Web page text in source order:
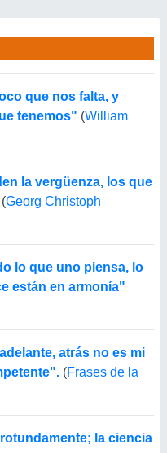
que nos falta, y
tenemos" (William
la vergüenza, los que
(Georg Christoph
lo que uno piensa, lo
están en armonía"
atrás no es mi
(Frases de la
la ciencia